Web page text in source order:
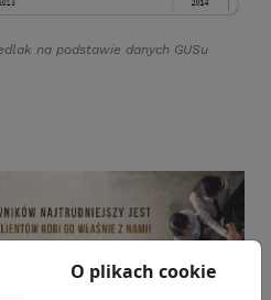
na podstawie danych GUSu
O plikach cookie